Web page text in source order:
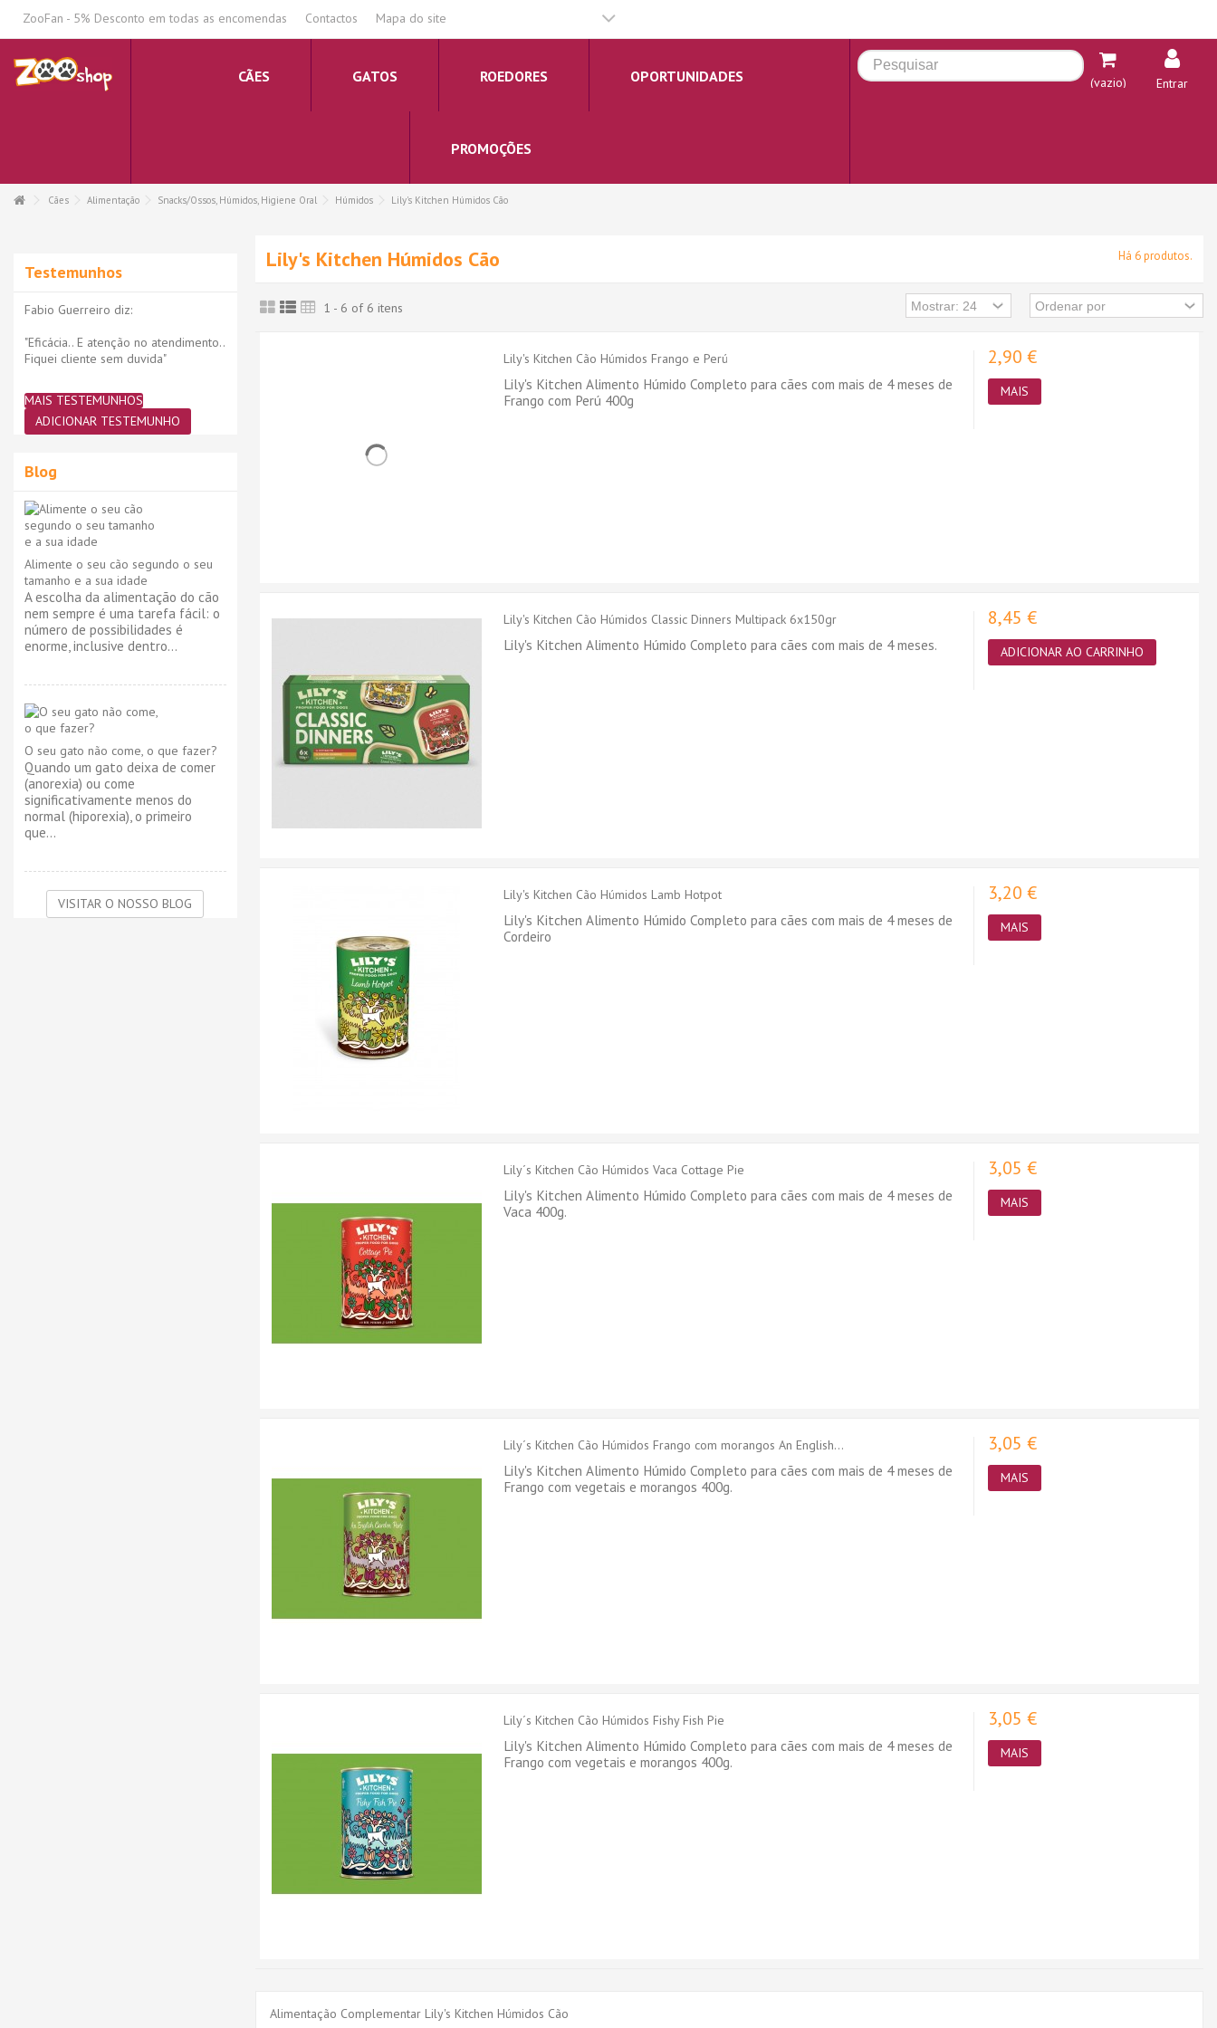
ZooFan - 5% Desconto em todas as encomendas Contactos Mapa do site
CÃES GATOS ROEDORES OPORTUNIDADES
PROMOÇÕES
(vazio) Entrar
Cães Alimentação Snacks/Ossos, Húmidos, Higiene Oral Húmidos Lily's Kitchen Húmidos Cão
Lily's Kitchen Húmidos Cão Há 6 produtos.
1 - 6 of 6 itens
Lily's Kitchen Cão Húmidos Frango e Perú
Lily's Kitchen Alimento Húmido Completo para cães com mais de 4 meses de
Frango com Perú 400g
2,90 €
MAIS
Lily's Kitchen Cão Húmidos Classic Dinners Multipack 6x150gr
Lily's Kitchen Alimento Húmido Completo para cães com mais de 4 meses.
8,45 €
ADICIONAR AO CARRINHO
Lily's Kitchen Cão Húmidos Lamb Hotpot
Lily's Kitchen Alimento Húmido Completo para cães com mais de 4 meses de
Cordeiro
3,20 €
MAIS
Lily´s Kitchen Cão Húmidos Vaca Cottage Pie
Lily's Kitchen Alimento Húmido Completo para cães com mais de 4 meses de
Vaca 400g.
3,05 €
MAIS
Lily´s Kitchen Cão Húmidos Frango com morangos An English...
Lily's Kitchen Alimento Húmido Completo para cães com mais de 4 meses de
Frango com vegetais e morangos 400g.
3,05 €
MAIS
Lily´s Kitchen Cão Húmidos Fishy Fish Pie
Lily's Kitchen Alimento Húmido Completo para cães com mais de 4 meses de
Frango com vegetais e morangos 400g.
3,05 €
MAIS
Alimentação Complementar Lily's Kitchen Húmidos Cão
Testemunhos
Fabio Guerreiro diz:
"Eficácia.. E atenção no atendimento..
Fiquei cliente sem duvida"
MAIS TESTEMUNHOS
ADICIONAR TESTEMUNHO
Blog
Alimente o seu cão segundo o seu
tamanho e a sua idade
A escolha da alimentação do cão
nem sempre é uma tarefa fácil: o
número de possibilidades é
enorme, inclusive dentro...
O seu gato não come, o que fazer?
Quando um gato deixa de comer
(anorexia) ou come
significativamente menos do
normal (hiporexia), o primeiro
que...
VISITAR O NOSSO BLOG